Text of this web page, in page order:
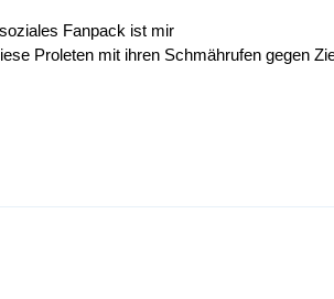
Fanpack ist mir
Proleten mit ihren Schmährufen gegen